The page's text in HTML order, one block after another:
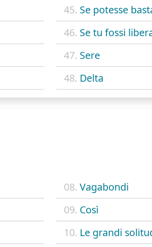
45. Se potesse
46. Se tu fossi
47. Sere
48. Delta
08. Vagabondi
09. Così
10. Le grandi